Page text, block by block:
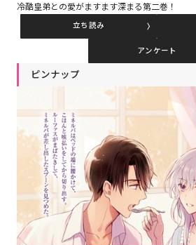
冷酷皇弟との愛がますます深まる第二巻！
立ち読み
アンケート
ピンナップ